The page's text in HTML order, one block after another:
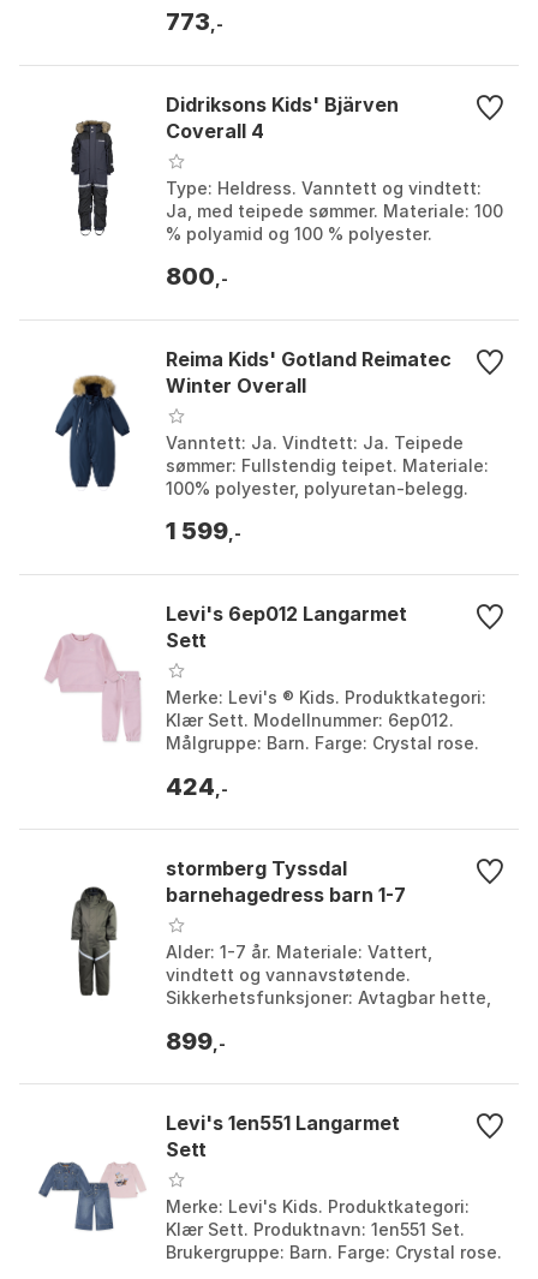
lek ute på kalde dager. K...
773 ,-
Didriksons Kids' Bjärven
Coverall 4
Type: Heldress. Vanntett og vindtett:
Ja, med teipede sømmer. Materiale: 100
% polyamid og 100 % polyester.
justerbare ma...
800 ,-
Reima Kids' Gotland Reimatec
Winter Overall
Vanntett: Ja. Vindtett: Ja. Teipede
sømmer: Fullstendig teipet. Materiale:
100% polyester, polyuretan-belegg.
Peanut brown, Ro...
1 599 ,-
Levi's 6ep012 Langarmet
Sett
Merke: Levi's ® Kids. Produktkategori:
Klær Sett. Modellnummer: 6ep012.
Målgruppe: Barn. Farge: Crystal rose.
36MON, 3MON, 6MON,...
424 ,-
stormberg Tyssdal
barnehagedress barn 1-7
Alder: 1-7 år. Materiale: Vattert,
vindtett og vannavstøtende.
Sikkerhetsfunksjoner: Avtagbar hette,
Bruksområde: Høst,...
899 ,-
Levi's 1en551 Langarmet
Sett
Merke: Levi's Kids. Produktkategori:
Klær Sett. Produktnavn: 1en551 Set.
Brukergruppe: Barn. Farge: Crystal rose.